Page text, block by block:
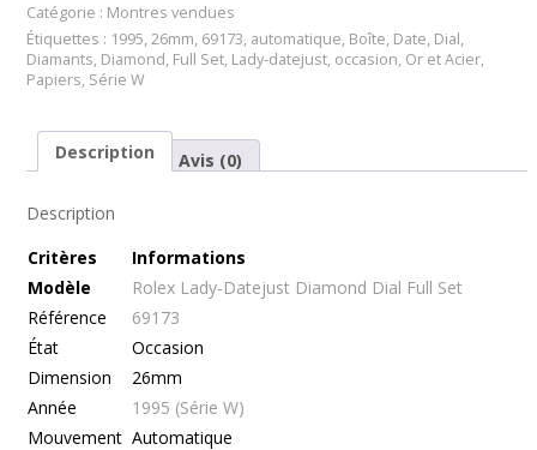
Catégorie : Montres vendues
Étiquettes : 1995, 26mm, 69173, automatique, Boîte, Date, Dial,
Diamants, Diamond, Full Set, Lady-datejust, occasion, Or et Acier,
Papiers, Série W
Description Avis (0)
Description
Critères
Informations
Modèle
Rolex Lady-Datejust Diamond Dial Full Set
Référence
69173
État
Occasion
Dimension
26mm
Année
1995 (Série W)
Mouvement Automatique